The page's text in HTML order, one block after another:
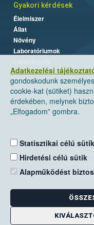
Adatkezelési
gondoskodunk
cookie-kat (sütiket)
érdekében, melynek
„Elfogadom” gombra.
Statisztikai célú sütik
Hirdetési célú sütik
Alapműködést
Gyakori kérdések
Élelmiszer
Állat
Növény
Laboratóriumok
Nemzeti
E-mail: